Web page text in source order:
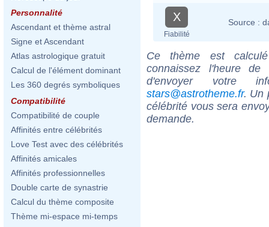
Personnalité
Ascendant et thème astral
Signe et Ascendant
Atlas astrologique gratuit
Calcul de l'élément dominant
Les 360 degrés symboliques
Compatibilité
Compatibilité de couple
Affinités entre célébrités
Love Test avec des célébrités
Affinités amicales
Affinités professionnelles
Double carte de synastrie
Calcul du thème composite
Thème mi-espace mi-temps
X
Fiabilité
Source :
Ce thème est
connaissez l'heure de
d'envoyer votre
stars@astrotheme.fr. Un
célébrité vous sera
demande.